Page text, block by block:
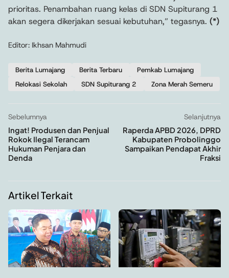
prioritas. Penambahan ruang kelas di SDN Supiturang 1
akan segera dikerjakan sesuai kebutuhan,” tegasnya. (*)
Editor: Ikhsan Mahmudi
Berita Lumajang Berita Terbaru
Pemkab Lumajang
Relokasi Sekolah
SDN Supiturang 2 Zona Merah Semeru
Sebelumnya
Ingat! Produsen dan Penjual
Rokok Ilegal Terancam
Hukuman Penjara dan
Denda
Selanjutnya
Raperda APBD 2026, DPRD
Kabupaten Probolinggo
Sampaikan Pendapat Akhir
Fraksi
Artikel Terkait